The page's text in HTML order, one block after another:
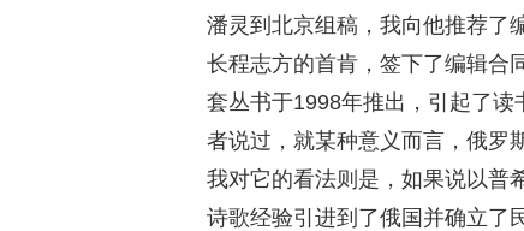
潘灵到北京组稿，我向他推荐了
长程志方的首肯，签下了编辑合
套丛书于1998年推出，引起了
者说过，就某种意义而言，俄罗
我对它的看法则是，如果说以普
诗歌经验引进到了俄国并确立了